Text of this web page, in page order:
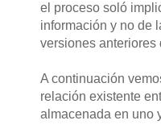
el proceso soló
información y no de
versiones anteriores
A continuación
relación existente
almacenada en uno